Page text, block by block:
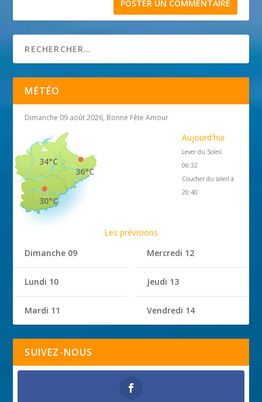
MÉTÉO
Dimanche 09 août 2026, Bonne Fête Amour
36°C
34°C
30°C
Aujourd'hui
Lever du Soleil
06:32
Coucher du soleil à
20:40
Les prévisions
Dimanche 09
Lundi 10
Mardi 11
Mercredi 12
Jeudi 13
Vendredi 14
SUIVEZ-NOUS